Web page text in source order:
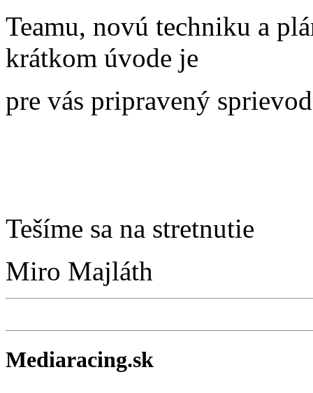
Teamu, novú techniku a
krátkom úvode je
pre vás pripravený
Tešíme sa na stretnutie
Miro Majláth
Mediaracing.sk